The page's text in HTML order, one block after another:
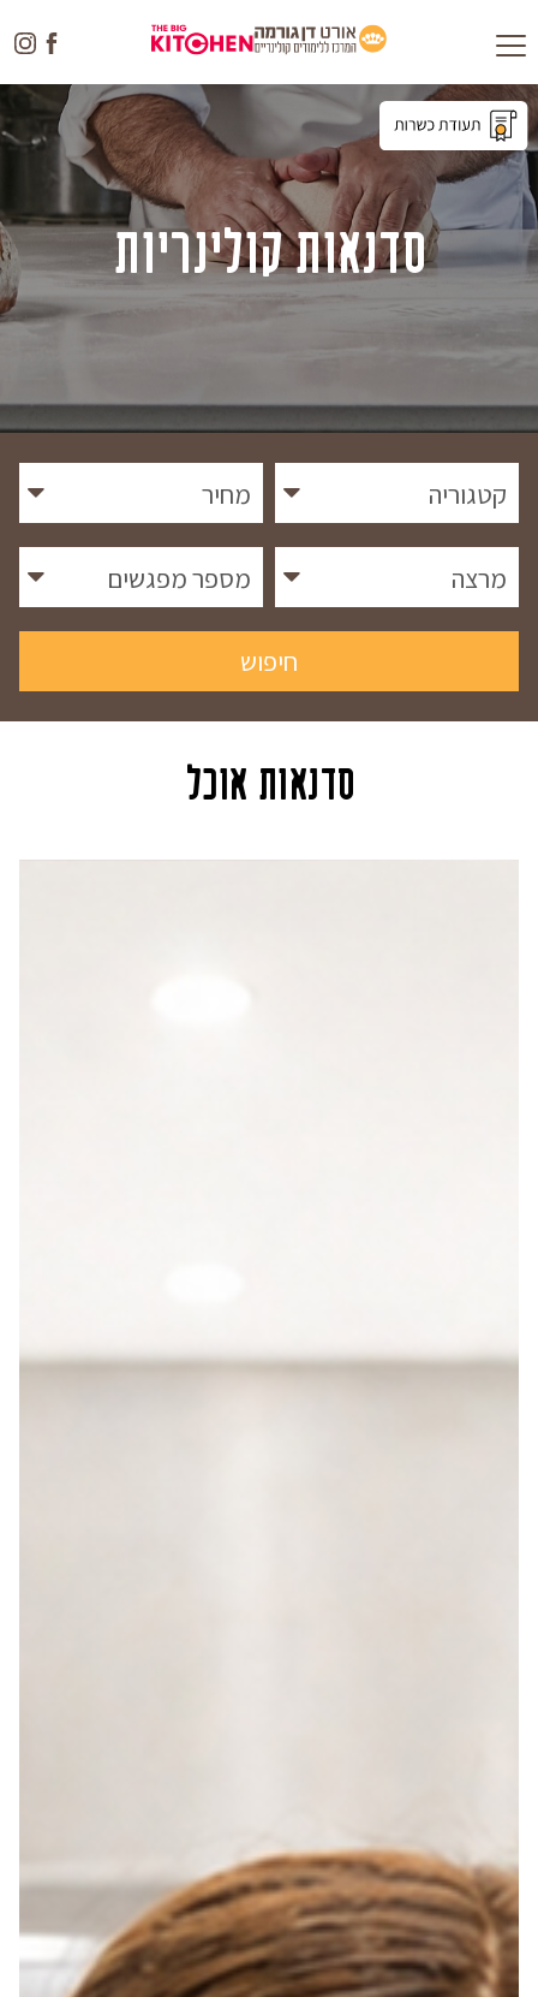
Toggle
navigation
סדנאות קולינריות
קטגוריה מחיר
מרצה מספר מפגשים
חיפוש
סדנאות אוכל